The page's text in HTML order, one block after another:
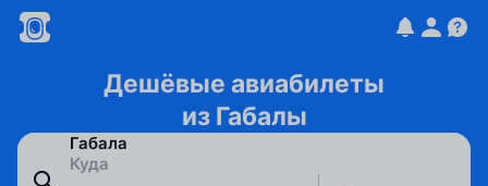
Дешёвые авиабилеты
из Габалы